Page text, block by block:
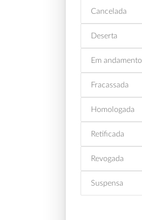
Cancelada
Deserta
Em andamento
Fracassada
Homologada
Retificada
Revogada
Suspensa